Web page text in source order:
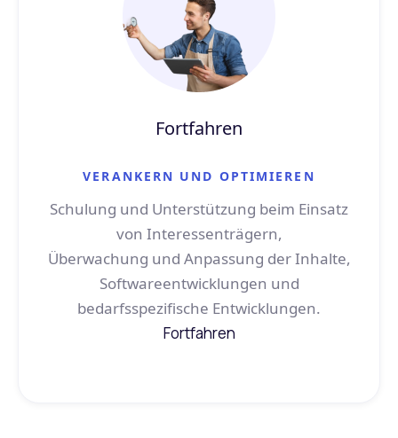
Fortfahren
VERANKERN UND OPTIMIEREN
Schulung und Unterstützung beim Einsatz
von Interessenträgern,
Überwachung und Anpassung der Inhalte,
Softwareentwicklungen und
bedarfsspezifische Entwicklungen.
Fortfahren